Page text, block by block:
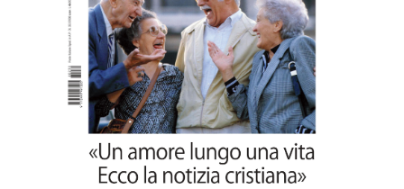
7 Agosto 2026 Commenti disabilitati